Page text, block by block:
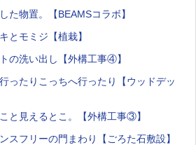
た物置。【BEAMSコラボ】
とモミジ【植栽】
の洗い出し【外構工事④】
ったりこっちへ行ったり【ウッドデッ
と見えるとこ。【外構工事③】
スフリーの門まわり【ごろた石敷設】